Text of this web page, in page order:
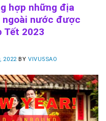
hợp những địa
nước được
Tết 2023
2022BY VIVU5SAO